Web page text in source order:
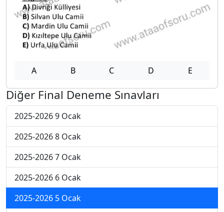
A B C D E
Diğer Final Deneme Sınavları
2025-2026 9 Ocak
2025-2026 8 Ocak
2025-2026 7 Ocak
2025-2026 6 Ocak
2025-2026 5 Ocak